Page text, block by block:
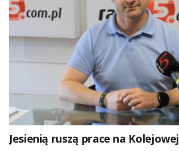
Jesienią ruszą prace na Kolejowej